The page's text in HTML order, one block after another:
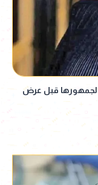
لجمهورها قبل عرض